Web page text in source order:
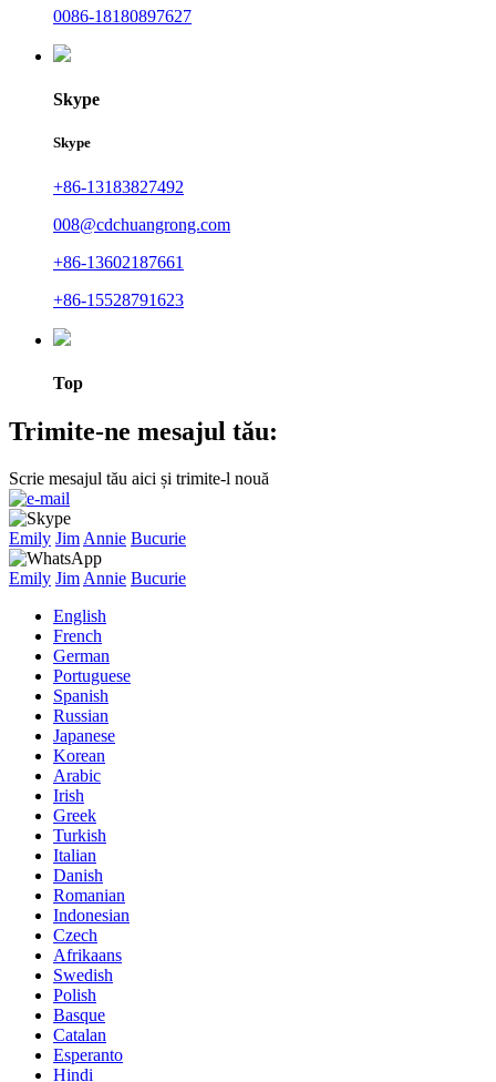
0086-18180897627
Skype
Skype
+86-13183827492
008@cdchuangrong.com
+86-13602187661
+86-15528791623
Top
Trimite-ne mesajul tău:
Scrie mesajul tău aici și trimite-l nouă
Emily Jim Annie Bucurie
Emily Jim Annie Bucurie
English
French
German
Portuguese
Spanish
Russian
Japanese
Korean
Arabic
Irish
Greek
Turkish
Italian
Danish
Romanian
Indonesian
Czech
Afrikaans
Swedish
Polish
Basque
Catalan
Esperanto
Hindi